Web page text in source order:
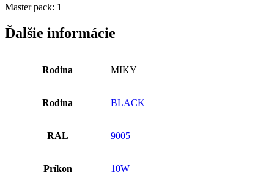
Master pack: 1
Ďalšie informácie
Rodina MIKY
Rodina BLACK
RAL 9005
Príkon 10W